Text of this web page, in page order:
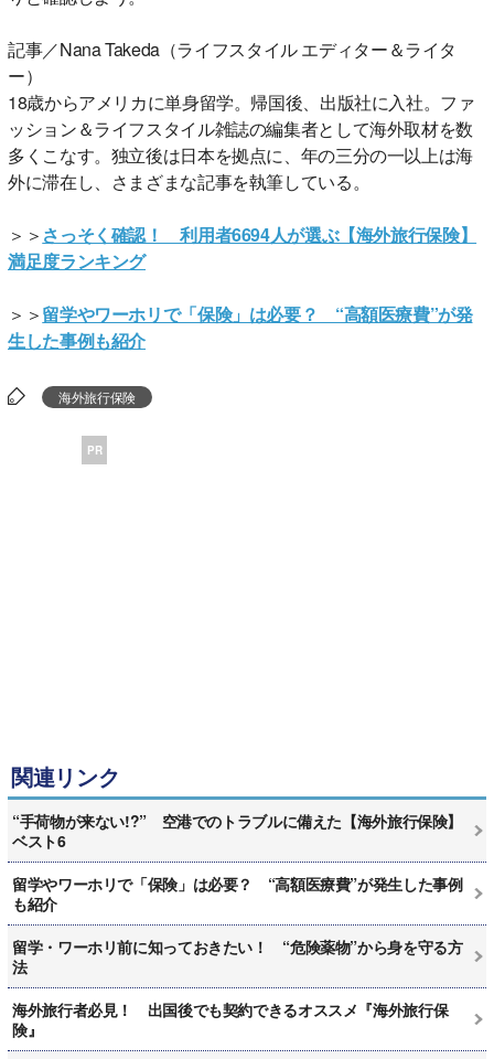
記事／Nana Takeda（ライフスタイル エディター＆ライタ
ー）
18歳からアメリカに単身留学。帰国後、出版社に入社。ファ
ッション＆ライフスタイル雑誌の編集者として海外取材を数
多くこなす。独立後は日本を拠点に、年の三分の一以上は海
外に滞在し、さまざまな記事を執筆している。
＞＞ さっそく確認！ 利用者6694人が選ぶ【海外旅行保険】
満足度ランキング
＞＞留学やワーホリで「保険」は必要？ “高額医療費”が発
生した事例も紹介
海外旅行保険
PR
関連リンク
“手荷物が来ない!?” 空港でのトラブルに備えた【海外旅行保険】
ベスト6
留学やワーホリで「保険」は必要？ “高額医療費”が発生した事例
も紹介
留学・ワーホリ前に知っておきたい！ “危険薬物”から身を守る方
法
海外旅行者必見！ 出国後でも契約できるオススメ『海外旅行保
険』